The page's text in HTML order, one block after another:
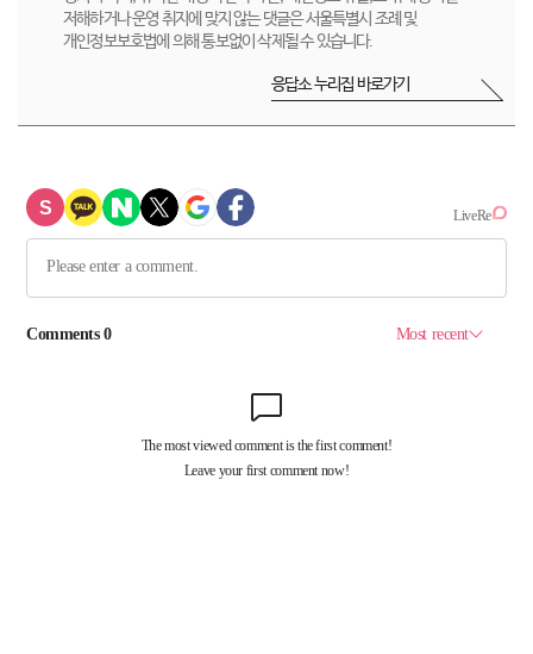
저해하거나 운영 취지에 맞지 않는 댓글은 서울특별시 조례 및
개인정보보호법에 의해 통보없이 삭제될 수 있습니다.
응답소 누리집 바로가기